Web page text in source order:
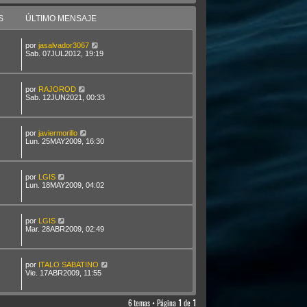
ÚLTIMO MENSAJE
por jasalvador3067
Sab. 07JUL2012, 19:19
por RAJOROD
Sab. 12JUN2021, 00:33
por javiermorillo
Lun. 25MAY2009, 16:30
por LGIS
Lun. 18MAY2009, 04:02
por LGIS
Mar. 28ABR2009, 02:49
por ITALO SABATINO
Vie. 17ABR2009, 11:55
6 temas • Página 1 de 1